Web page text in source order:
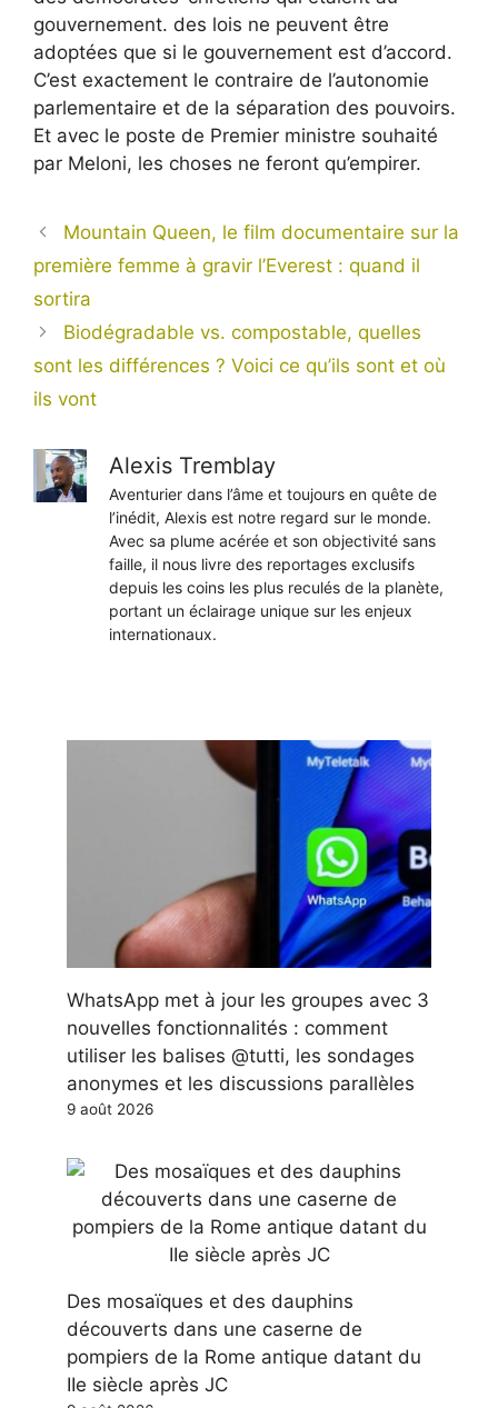
gouvernement. des lois ne peuvent être
adoptées que si le gouvernement est d’accord.
C’est exactement le contraire de l’autonomie
parlementaire et de la séparation des pouvoirs.
Et avec le poste de Premier ministre souhaité
par Meloni, les choses ne feront qu’empirer.
Mountain Queen, le film documentaire sur la
première femme à gravir l’Everest : quand il
sortira
Biodégradable vs. compostable, quelles
sont les différences ? Voici ce qu’ils sont et où
ils vont
Alexis Tremblay
Aventurier dans l’âme et toujours en quête de
l’inédit, Alexis est notre regard sur le monde.
Avec sa plume acérée et son objectivité sans
faille, il nous livre des reportages exclusifs
depuis les coins les plus reculés de la planète,
portant un éclairage unique sur les enjeux
internationaux.
WhatsApp met à jour les groupes avec 3
nouvelles fonctionnalités : comment
utiliser les balises @tutti, les sondages
anonymes et les discussions parallèles
9 août 2026
Des mosaïques et des dauphins
découverts dans une caserne de
pompiers de la Rome antique datant du
IIe siècle après JC